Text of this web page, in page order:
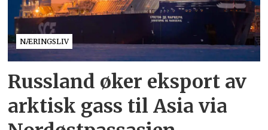
NÆRINGSLIV
Russland øker eksport av
arktisk gass til Asia via